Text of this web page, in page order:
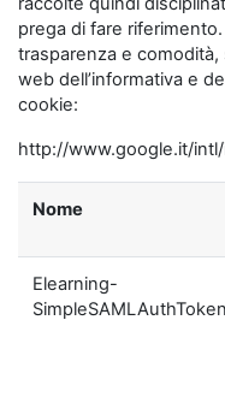
prega di fare
trasparenza e comodità,
web dell’informativa e
cookie:
http://www.google.it/
Nome
Elearning-
SimpleSAMLAuthToken